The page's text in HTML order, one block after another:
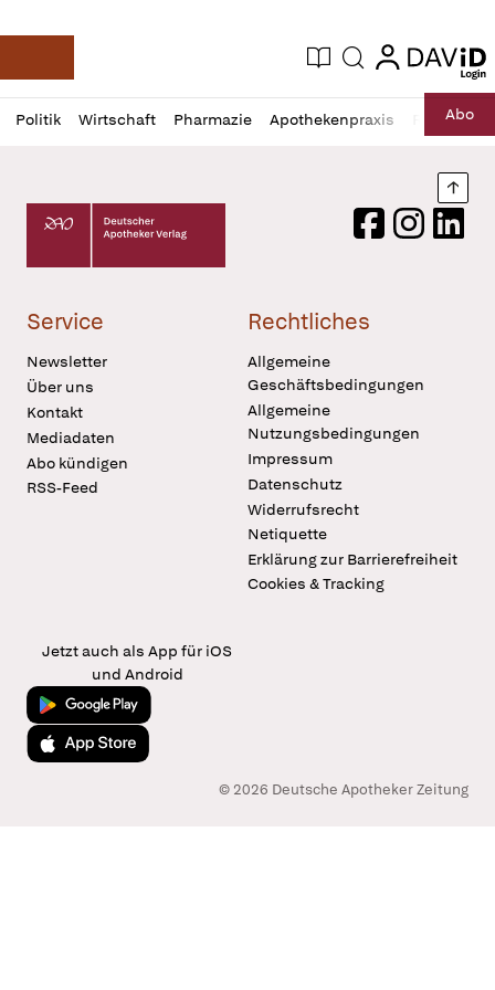
Deutsche Apotheker Zeitung
Aktuelle Ausgabe
Suche login
login
Politik Wirtschaft Pharmazie Apothekenpraxis RechtAbo
Profil
öffnen
Daz
Pur
Deutscher Apotheker Verlag Logo
FacebookInstagram
Service
Newsletter
Über uns
Kontakt
Mediadaten
Abo kündigen
RSS-Feed
Rechtliches
Allgemeine
Geschäftsbedingungen
Allgemeine
Nutzungsbedingungen
Impressum
Datenschutz
Widerrufsrecht
Netiquette
Erklärung zur Barrierefreiheit
Cookies & Tracking
Jetzt auch als App für iOS
und Android
Jetzt bei Google Play
Laden im App Store
© 2026 Deutsche Apotheker Zeitung